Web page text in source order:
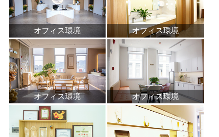
オフィス環境 オフィス環境
オフィス環境 オフィス環境